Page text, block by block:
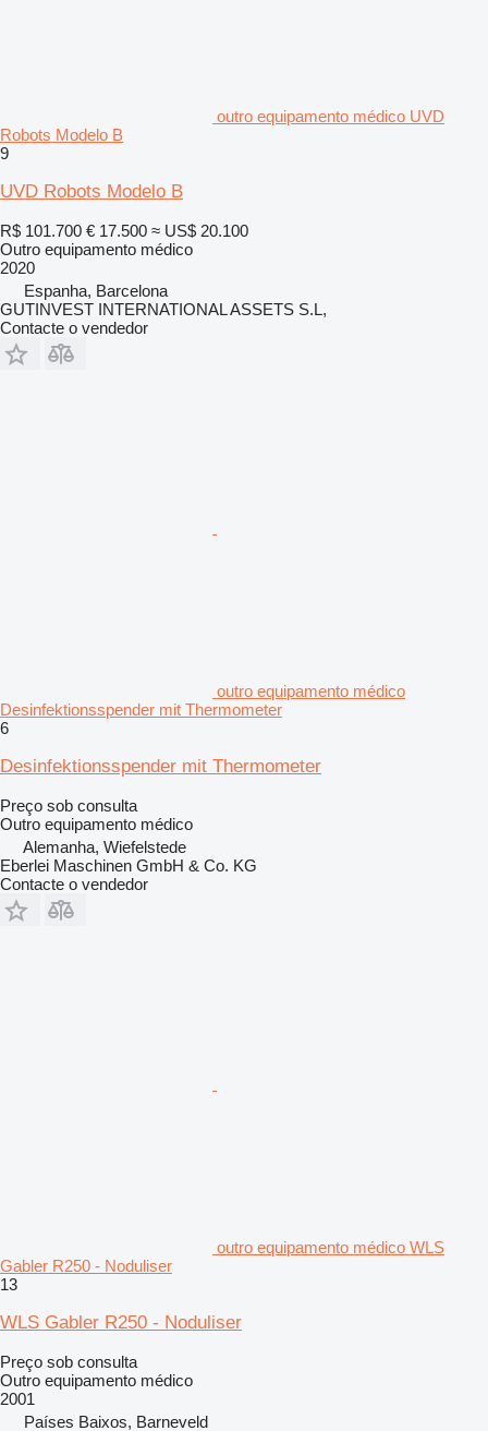
outro equipamento médico UVD
Robots Modelo B
9
UVD Robots Modelo B
R$ 101.700 € 17.500 ≈ US$ 20.100
Outro equipamento médico
2020
Espanha, Barcelona
GUTINVEST INTERNATIONAL ASSETS S.L,
Contacte o vendedor
outro equipamento médico
Desinfektionsspender mit Thermometer
6
Desinfektionsspender mit Thermometer
Preço sob consulta
Outro equipamento médico
Alemanha, Wiefelstede
Eberlei Maschinen GmbH & Co. KG
Contacte o vendedor
outro equipamento médico WLS
Gabler R250 - Noduliser
13
WLS Gabler R250 - Noduliser
Preço sob consulta
Outro equipamento médico
2001
Países Baixos, Barneveld